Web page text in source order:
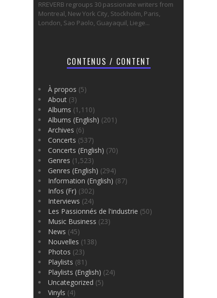
RREVERB regroups 30 passionate writers from
Montreal, New York City, Stockholm, Paris,
London, Sao Paolo, Guayaquil, Liege...
CONTENUS / CONTENT
À propos (5)
About (3)
Albums (1,110)
Albums (English) (201)
Archives (6)
Concerts (537)
Concerts (English) (70)
Genres (1,523)
Genres (English) (294)
Information (English) (87)
Infos (Fr) (302)
Interviews (24)
Les Passionnés de l'industrie (50)
Music Business (23)
News (45)
Nouvelles (138)
Photos (23)
Playlists (81)
Playlists (English) (24)
Uncategorized (5)
Vinyls (4)